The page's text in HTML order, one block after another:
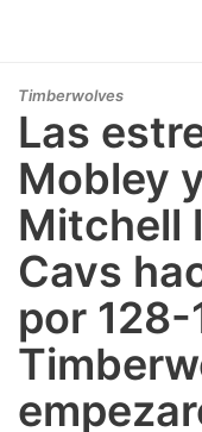
Timberwolves
Las
Mobley
Mitchell
Cavs
por